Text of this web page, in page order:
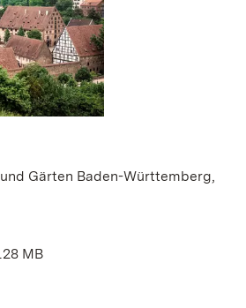
Gärten Baden-Württemberg,
MB